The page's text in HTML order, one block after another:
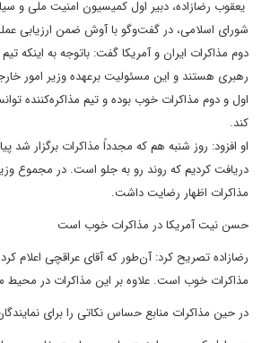
یعقوب رضازاده، دبیر اول کمیسیون امنیت ملی
شورای اسلامی، در گفت‌وگو با آوش ضمن ارزیابی
دوم مذاکرات ایران و آمریکا گفت: باتوجه به اینکه
رهبری هستند و این مسئولیت برعهده وزیر امور
اول و دوم مذاکرات خوب بوده و تیم مذاکره‌کننده
کند.
او افزود: روز شنبه هم که مجدداً مذاکرات برگزار شد
دریافت کردیم که روند رو به جلو است. در مجموع
مذاکرات اظهار رضایت داشت.
حسن نیت آمریکا در مذاکرات خوب است
رضازاده تصریح کرد: آن‌طور که آقای عراقچی اعلام
مذاکرات خوب است. علاوه بر این مذاکرات در
در حین مذاکرات منابع حساس نکاتی را برای